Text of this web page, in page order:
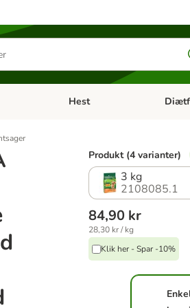
menu: FiskÅben kategori menu: Fugl
Hest Åben
Produkt (4 varianter)
3 kg
2108085.1
84,90 kr
28,30 kr / kg
Klik her - Spar -10%